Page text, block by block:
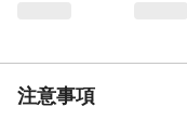
注意事項